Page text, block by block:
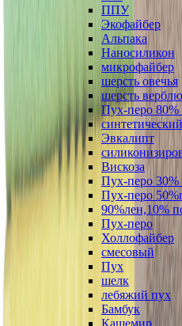
ППУ
Экофайбер
Альпака
Наносиликон
микрофайбер
шерсть овечья
шерсть
Пух-перо 80%
Эвкалипт
Вискоза
Пух-перо 30%
Пух-перо
90%лен,10%
Пух-перо
Холлофайбер
смесовый
Пух
шелк
лебяжий пух
Бамбук